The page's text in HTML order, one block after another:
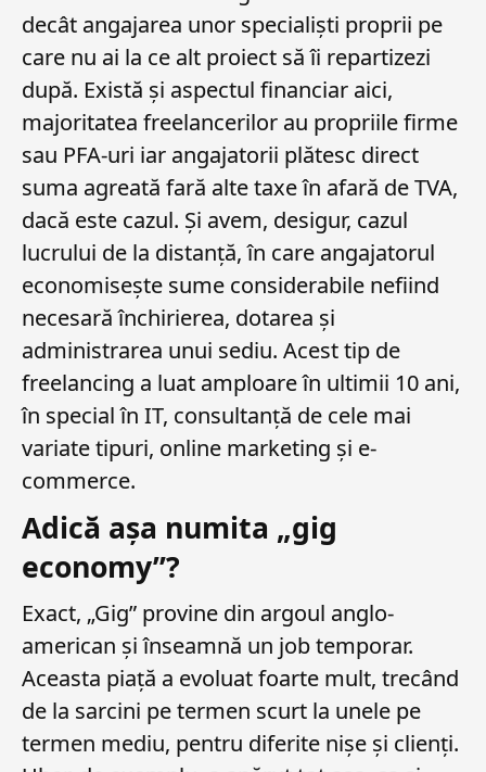
decât angajarea unor specialiști proprii pe
care nu ai la ce alt proiect să îi repartizezi
după. Există și aspectul financiar aici,
majoritatea freelancerilor au propriile firme
sau PFA-uri iar angajatorii plătesc direct
suma agreată fară alte taxe în afară de TVA,
dacă este cazul. Și avem, desigur, cazul
lucrului de la distanță, în care angajatorul
economisește sume considerabile nefiind
necesară închirierea, dotarea și
administrarea unui sediu. Acest tip de
freelancing a luat amploare în ultimii 10 ani,
în special în IT, consultanță de cele mai
variate tipuri, online marketing și e-
commerce.
Adică așa numita „gig
economy”?
Exact, „Gig” provine din argoul anglo-
american și înseamnă un job temporar.
Aceasta piață a evoluat foarte mult, trecând
de la sarcini pe termen scurt la unele pe
termen mediu, pentru diferite nișe și clienți.